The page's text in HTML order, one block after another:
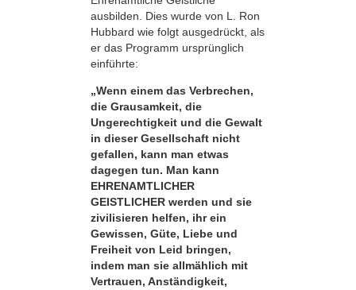
ausbilden. Dies wurde von L. Ron
Hubbard wie folgt ausgedrückt, als
er das Programm ursprünglich
einführte:
„Wenn einem das Verbrechen,
die Grausamkeit, die
Ungerechtigkeit und die Gewalt
in dieser Gesellschaft nicht
gefallen, kann man etwas
dagegen tun. Man kann
EHRENAMTLICHER
GEISTLICHER werden und sie
zivilisieren helfen, ihr ein
Gewissen, Güte, Liebe und
Freiheit von Leid bringen,
indem man sie allmählich mit
Vertrauen, Anständigkeit,